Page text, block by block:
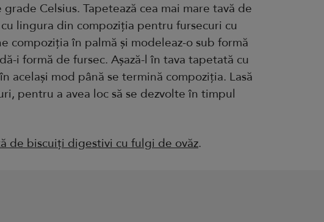
Celsius. Tapetează cea mai mare tavă de
lingura din compoziția pentru fursecuri cu
compoziția în palmă și modeleaz-o sub formă
i formă de fursec. Așază-l în tava tapetată cu
același mod până se termină compoziția. Lasă
pentru a avea loc să se dezvolte în timpul
de biscuiți digestivi cu fulgi de ovăz.